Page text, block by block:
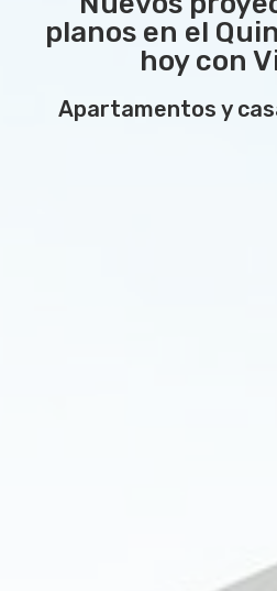
planos en el
hoy con
Apartamentos y